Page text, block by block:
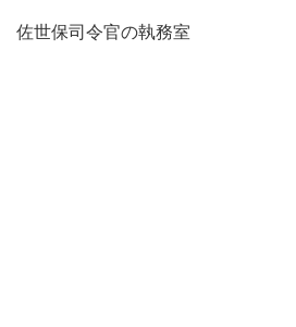
佐世保司令官の執務室